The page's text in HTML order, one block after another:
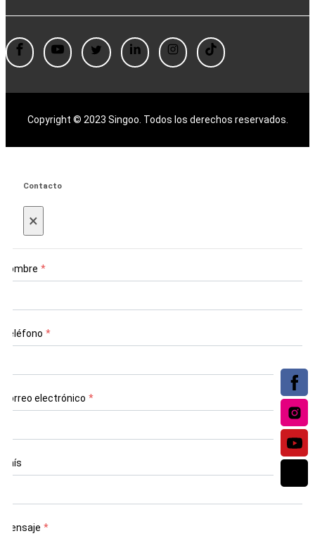
Copyright © 2023 Singoo. Todos los derechos reservados.
Contacto
×
Nombre *
Teléfono *
Correo electrónico *
País
Mensaje *